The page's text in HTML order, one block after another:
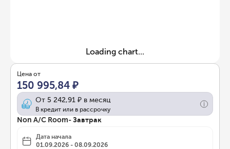
Loading chart...
Цена от
150 995,84 ₽
От 5 242,91 ₽ в месяц
В кредит или в рассрочку
Non A/C Room- Завтрак
Дата начала
01.09.2026 - 08.09.2026